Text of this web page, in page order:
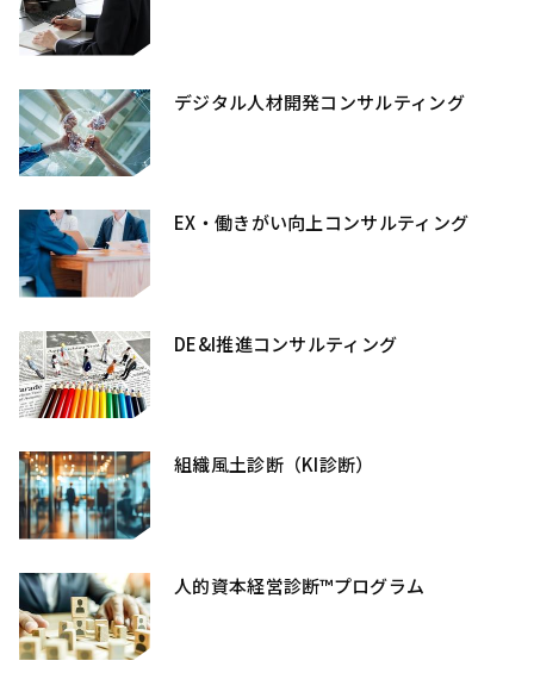
デジタル人材開発コンサルティング
EX・働きがい向上コンサルティング
DE&I推進コンサルティング
組織風土診断（KI診断）
人的資本経営診断™プログラム